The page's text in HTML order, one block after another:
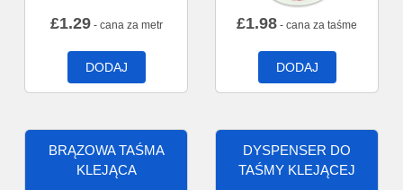
£1.29- cana za metr
DODAJ
£1.98 - cana za taśme
DODAJ
BRĄZOWA TAŚMA
KLEJĄCA
DYSPENSER DO
TAŚMY KLEJĄCEJ